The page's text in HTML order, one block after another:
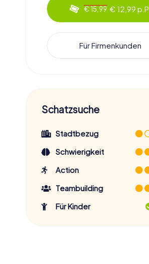
€ 15,99 € 12,99 p.P.
Für Firmenkunden
Schatzsuche
Stadtbezug
Schwierigkeit
Action
Teambuilding
Für Kinder